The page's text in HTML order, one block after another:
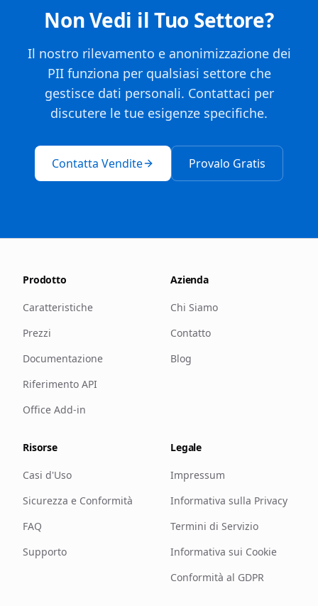
Non Vedi il Tuo Settore?
Il nostro rilevamento e anonimizzazione dei
PII funziona per qualsiasi settore che
gestisce dati personali. Contattaci per
discutere le tue esigenze specifiche.
Contatta Vendite Provalo Gratis
Prodotto
Caratteristiche
Prezzi
Documentazione
Riferimento API
Office Add-in
Azienda
Chi Siamo
Contatto
Blog
Risorse
Casi d'Uso
Sicurezza e Conformità
FAQ
Supporto
Legale
Impressum
Informativa sulla Privacy
Termini di Servizio
Informativa sui Cookie
Conformità al GDPR